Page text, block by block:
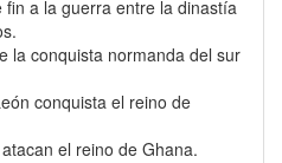
fin a la guerra entre la dinastía
la conquista normanda del sur
conquista el reino de
el reino de Ghana.